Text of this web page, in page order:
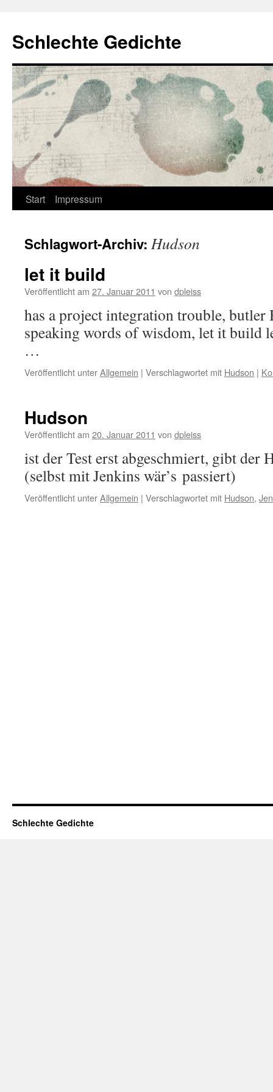
springen
Schlechte Gedichte
Start Impressum
Schlagwort-Archiv: Hudson
let it build
Veröffentlicht am 27. Januar 2011 von dpleiss
has a project integration trouble, butler
speaking words of wisdom, let it build
…
Veröffentlicht unterAllgemein | Verschlagwortet mit Hudson |
Hudson
Veröffentlicht am 20. Januar 2011 von dpleiss
ist der Test erst abgeschmiert, gibt der
(selbst mit Jenkins wär’s passiert)
Veröffentlicht unterAllgemein | Verschlagwortet mit Hudson,
Schlechte Gedichte